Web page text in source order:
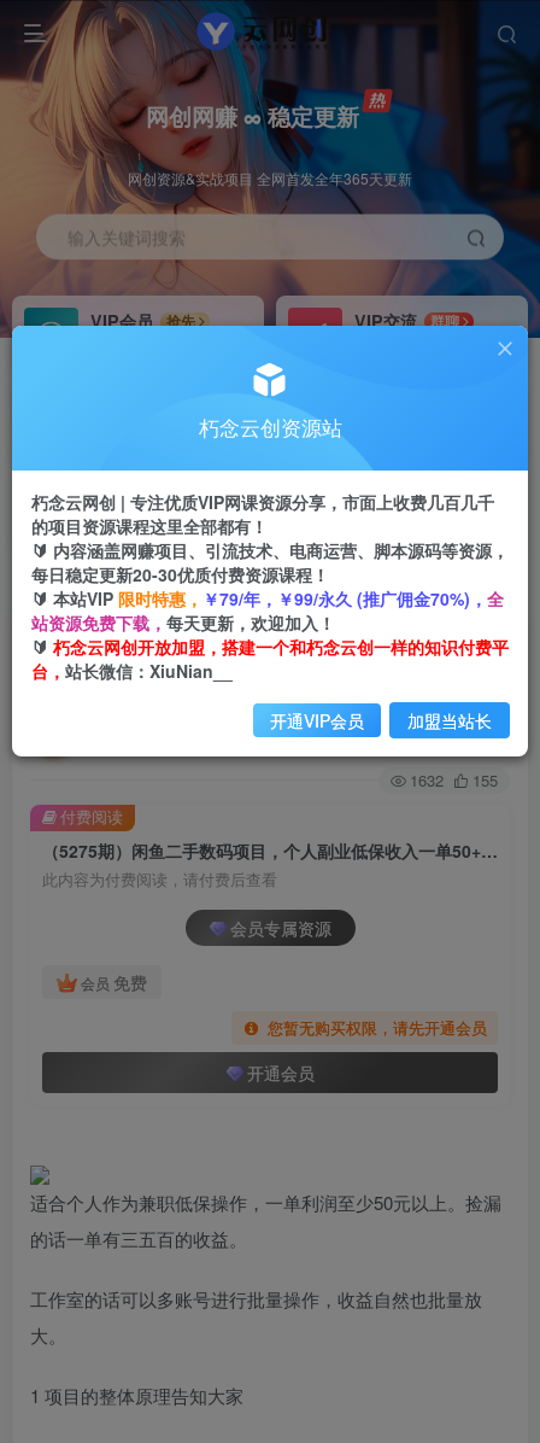
网创网赚 ∞ 稳定更新
网创资源&实战项目 全网首发全年365天更新
输入关键词搜索
VIP会员
抢先
VIP交流
群聊
研究探讨更多创业项目路子。
会员专属推广链接
四导航 导航
APP下载
GO
首页 创业课程 会员专属 正文
（5275期）闲鱼二手数码项目，个人副业低保收
入一单50+以上，工作室批量放大操作
关注 私信
1632 155
（5275期）闲鱼二手数码项目，个人副业低保收入一单50+以上，工作室批量放大操作
此内容为付费阅读，请付费后查看
会员专属资源
会员 免费
您暂无购买权限，请先开通会员
开通会员
付费阅读
适合个人作为兼职低保操作，一单利润至少50元以上。捡漏
的话一单有三五百的收益。
工作室的话可以多账号进行批量操作，收益自然也批量放
大。
1 项目的整体原理告知大家
朽念云创资源站
朽念云网创 | 专注优质VIP网课资源分享，市面上收费几百几千
的项目资源课程这里全部都有！
🔰 内容涵盖网赚项目、引流技术、电商运营、脚本源码等资源，
每日稳定更新20-30优质付费资源课程！
🔰 本站VIP 限时特惠， ￥79/年，￥99/永久 (推广佣金70%)， 全
站资源免费下载， 每天更新，欢迎加入！
🔰 朽念云网创开放加盟，搭建一个和朽念云创一样的知识付费平
台， 站长微信：XiuNian__
开通VIP会员 加盟当站长